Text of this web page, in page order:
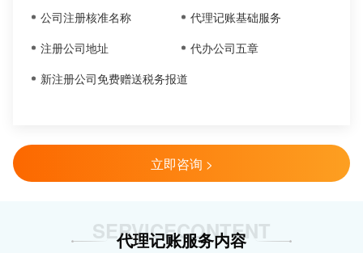
公司注册核准名称
代理记账基础服务
注册公司地址
代办公司五章
新注册公司免费赠送税务报道
立即咨询 >
SERVICECONTENT
代理记账服务内容